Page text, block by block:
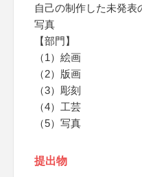
自己の制作した未発表
写真
【部門】
（1）絵画
（2）版画
（3）彫刻
（4）工芸
（5）写真
提出物